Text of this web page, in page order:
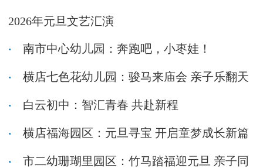
2026年元旦文艺汇演
南市中心幼儿园：奔跑吧，小枣娃！
横店七色花幼儿园：骏马来庙会 亲子乐翻天
白云初中：智汇青春 共赴新程
横店福海园区：元旦寻宝 开启童梦成长新篇
市二幼珊瑚里园区：竹马踏福迎元旦 亲子同